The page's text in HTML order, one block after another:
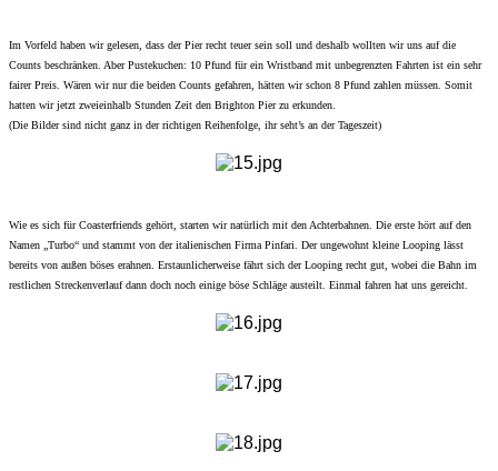
Im Vorfeld haben wir gelesen, dass der Pier recht teuer sein soll und deshalb wollten wir uns auf die
Counts beschränken. Aber Pustekuchen: 10 Pfund für ein Wristband mit unbegrenzten Fahrten ist ein sehr
fairer Preis. Wären wir nur die beiden Counts gefahren, hätten wir schon 8 Pfund zahlen müssen. Somit
hatten wir jetzt zweieinhalb Stunden Zeit den Brighton Pier zu erkunden.
(Die Bilder sind nicht ganz in der richtigen Reihenfolge, ihr seht’s an der Tageszeit)
Wie es sich für Coasterfriends gehört, starten wir natürlich mit den Achterbahnen. Die erste hört auf den
Namen „Turbo“ und stammt von der italienischen Firma Pinfari. Der ungewohnt kleine Looping lässt
bereits von außen böses erahnen. Erstaunlicherweise fährt sich der Looping recht gut, wobei die Bahn im
restlichen Streckenverlauf dann doch noch einige böse Schläge austeilt. Einmal fahren hat uns gereicht.